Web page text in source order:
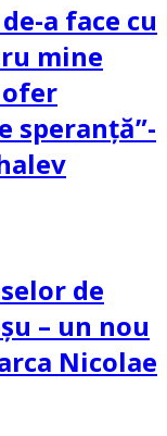
a face cu
mine
speranță”-
de
– un nou
Nicolae